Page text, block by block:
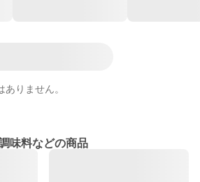
りません。
味料などの商品